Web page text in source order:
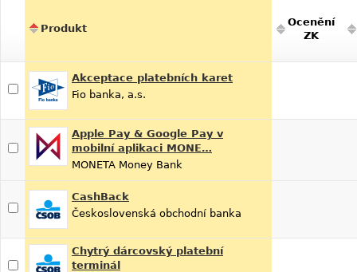
Produkt
Ocenění
ZK
Akceptace platebních karet
Fio banka, a.s.
Apple Pay & Google Pay v
mobilní aplikaci MONE…
MONETA Money Bank
CashBack
Československá obchodní banka
Chytrý dárcovský platební
terminál